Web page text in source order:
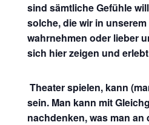
sind sämtliche Gefühle
solche, die wir in
wahrnehmen oder lieber
sich hier zeigen und
Theater spielen, kann
sein. Man kann mit
nachdenken, was man an